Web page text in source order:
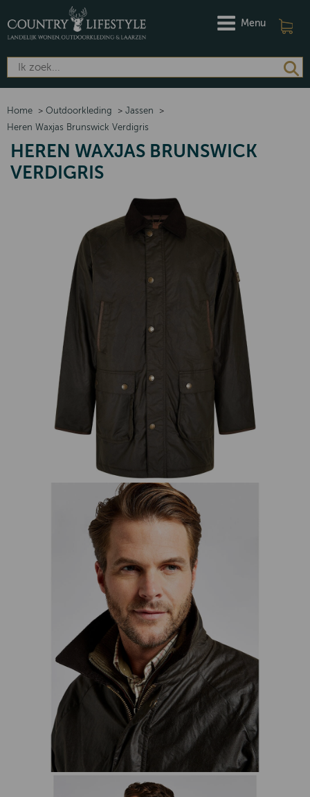
Menu
Home > Outdoorkleding > Jassen
>
Heren Waxjas Brunswick Verdigris
HEREN WAXJAS BRUNSWICK
VERDIGRIS